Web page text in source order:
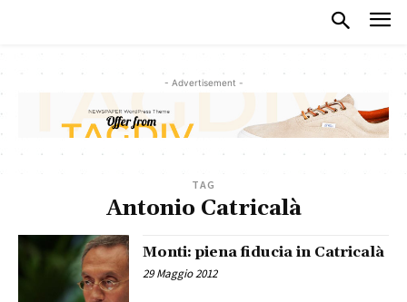
- Advertisement -
TAG
Antonio Catricalà
Monti: piena fiducia in Catricalà
29 Maggio 2012